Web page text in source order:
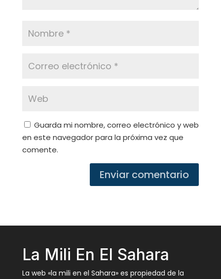
Guarda mi nombre, correo electrónico y web
en este navegador para la próxima vez que
comente.
Enviar comentario
La Mili En El Sahara
La web «la mili en el Sahara» es propiedad de la